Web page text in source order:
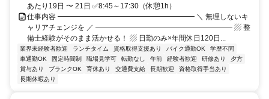
あたり19日 〜 21日 ✅8:45～17:30（休憩1h）
仕事内容 ━━━━━━━━━━━━━━━━━━━ ＼ 無理しないキ
ャリアチェンジを ／ ━━━━━━━━━━━━━━━━━━━ ▨ 整
備士経験がそのまま活かせる！ ▨ 日勤のみ×年間休日120日...
業界未経験者歓迎 ランチタイム 資格取得支援あり バイク通勤OK
学歴不問
車通勤OK
固定時間制 職場見学可 転勤なし 午前 経験者歓迎 研修あり
夕方
賞与あり
ブランクOK 育休あり 交通費支給 長期歓迎
資格取得手当あり
長期休暇あり